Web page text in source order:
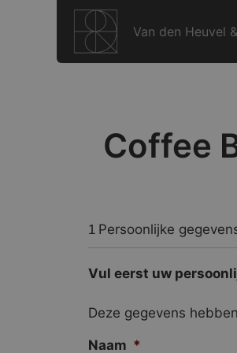
Van den Heuvel
Coffee
1 Persoonlijke
Vul eerst uw
Deze gegevens
Naam *